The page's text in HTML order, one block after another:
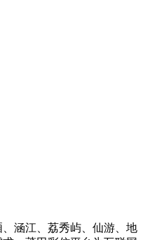
涵江、荔秀屿、仙游、地